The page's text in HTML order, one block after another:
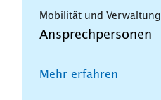
Mobilität und Verwaltung
Ansprechpersonen
Mehr erfahren